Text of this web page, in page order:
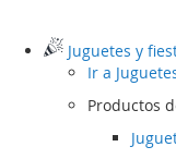
Juguetes y
Ir a
Productos